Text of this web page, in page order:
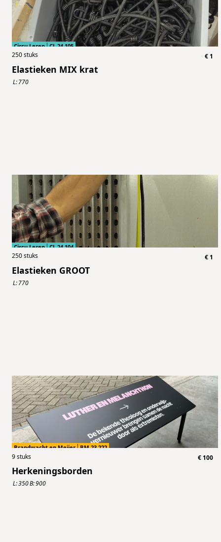
Circu Leren CL.24.105
250stuks € 1
Elastieken MIX krat
L:770
Circu Leren CL.24.104
250stuks € 1
Elastieken GROOT
L:770
Brandwacht en Meijer BM.23.222
9stuks € 100
Herkeningsborden
L:350B:900